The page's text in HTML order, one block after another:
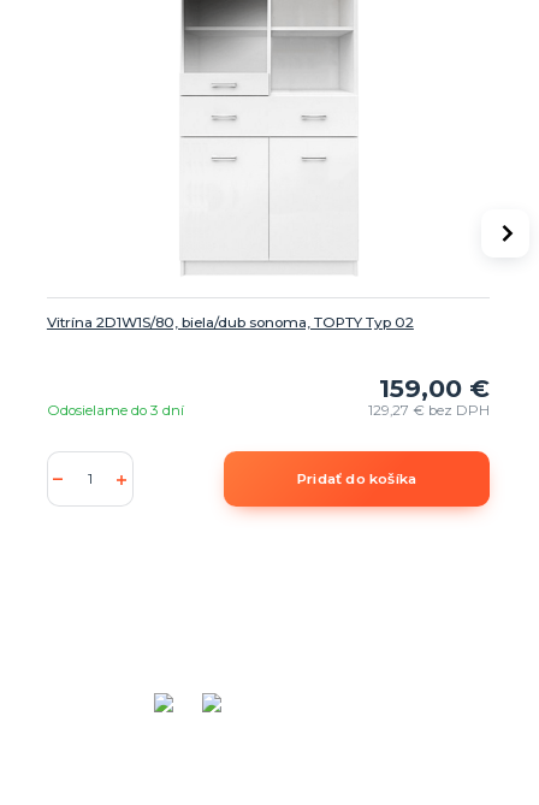
Vitrína 2D1W1S/80, biela/dub sonoma, TOPTY Typ 02
159,00 €
129,27 € bez DPH
Odosielame do 3 dní
Pridať do košíka